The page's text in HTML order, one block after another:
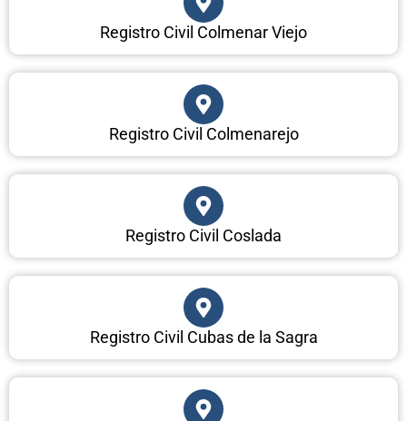
Registro Civil Colmenar Viejo
Registro Civil Colmenarejo
Registro Civil Coslada
Registro Civil Cubas de la Sagra